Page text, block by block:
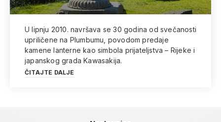
U lipnju 2010. navršava se 30 godina od svečanosti
upriličene na Plumbumu, povodom predaje
kamene lanterne kao simbola prijateljstva – Rijeke i
japanskog grada Kawasakija.
ČITAJTE DALJE